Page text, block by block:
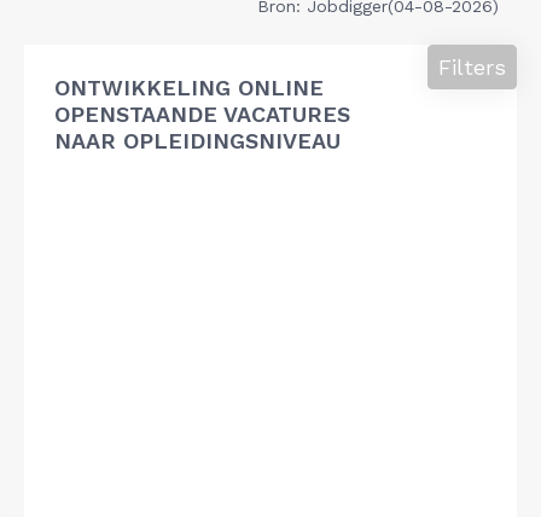
Bron: Jobdigger(04-08-2026)
ONTWIKKELING ONLINE
OPENSTAANDE VACATURES
NAAR OPLEIDINGSNIVEAU
Filters